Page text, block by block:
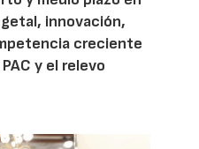
innovación,
creciente
y el relevo